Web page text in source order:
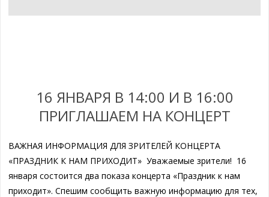
16 ЯНВАРЯ В 14:00 И В 16:00
ПРИГЛАШАЕМ НА КОНЦЕРТ
ВАЖНАЯ ИНФОРМАЦИЯ ДЛЯ ЗРИТЕЛЕЙ КОНЦЕРТА
«ПРАЗДНИК К НАМ ПРИХОДИТ» Уважаемые зрители! 16
января состоится два показа концерта «Праздник к нам
приходит». Спешим сообщить важную информацию для тех,